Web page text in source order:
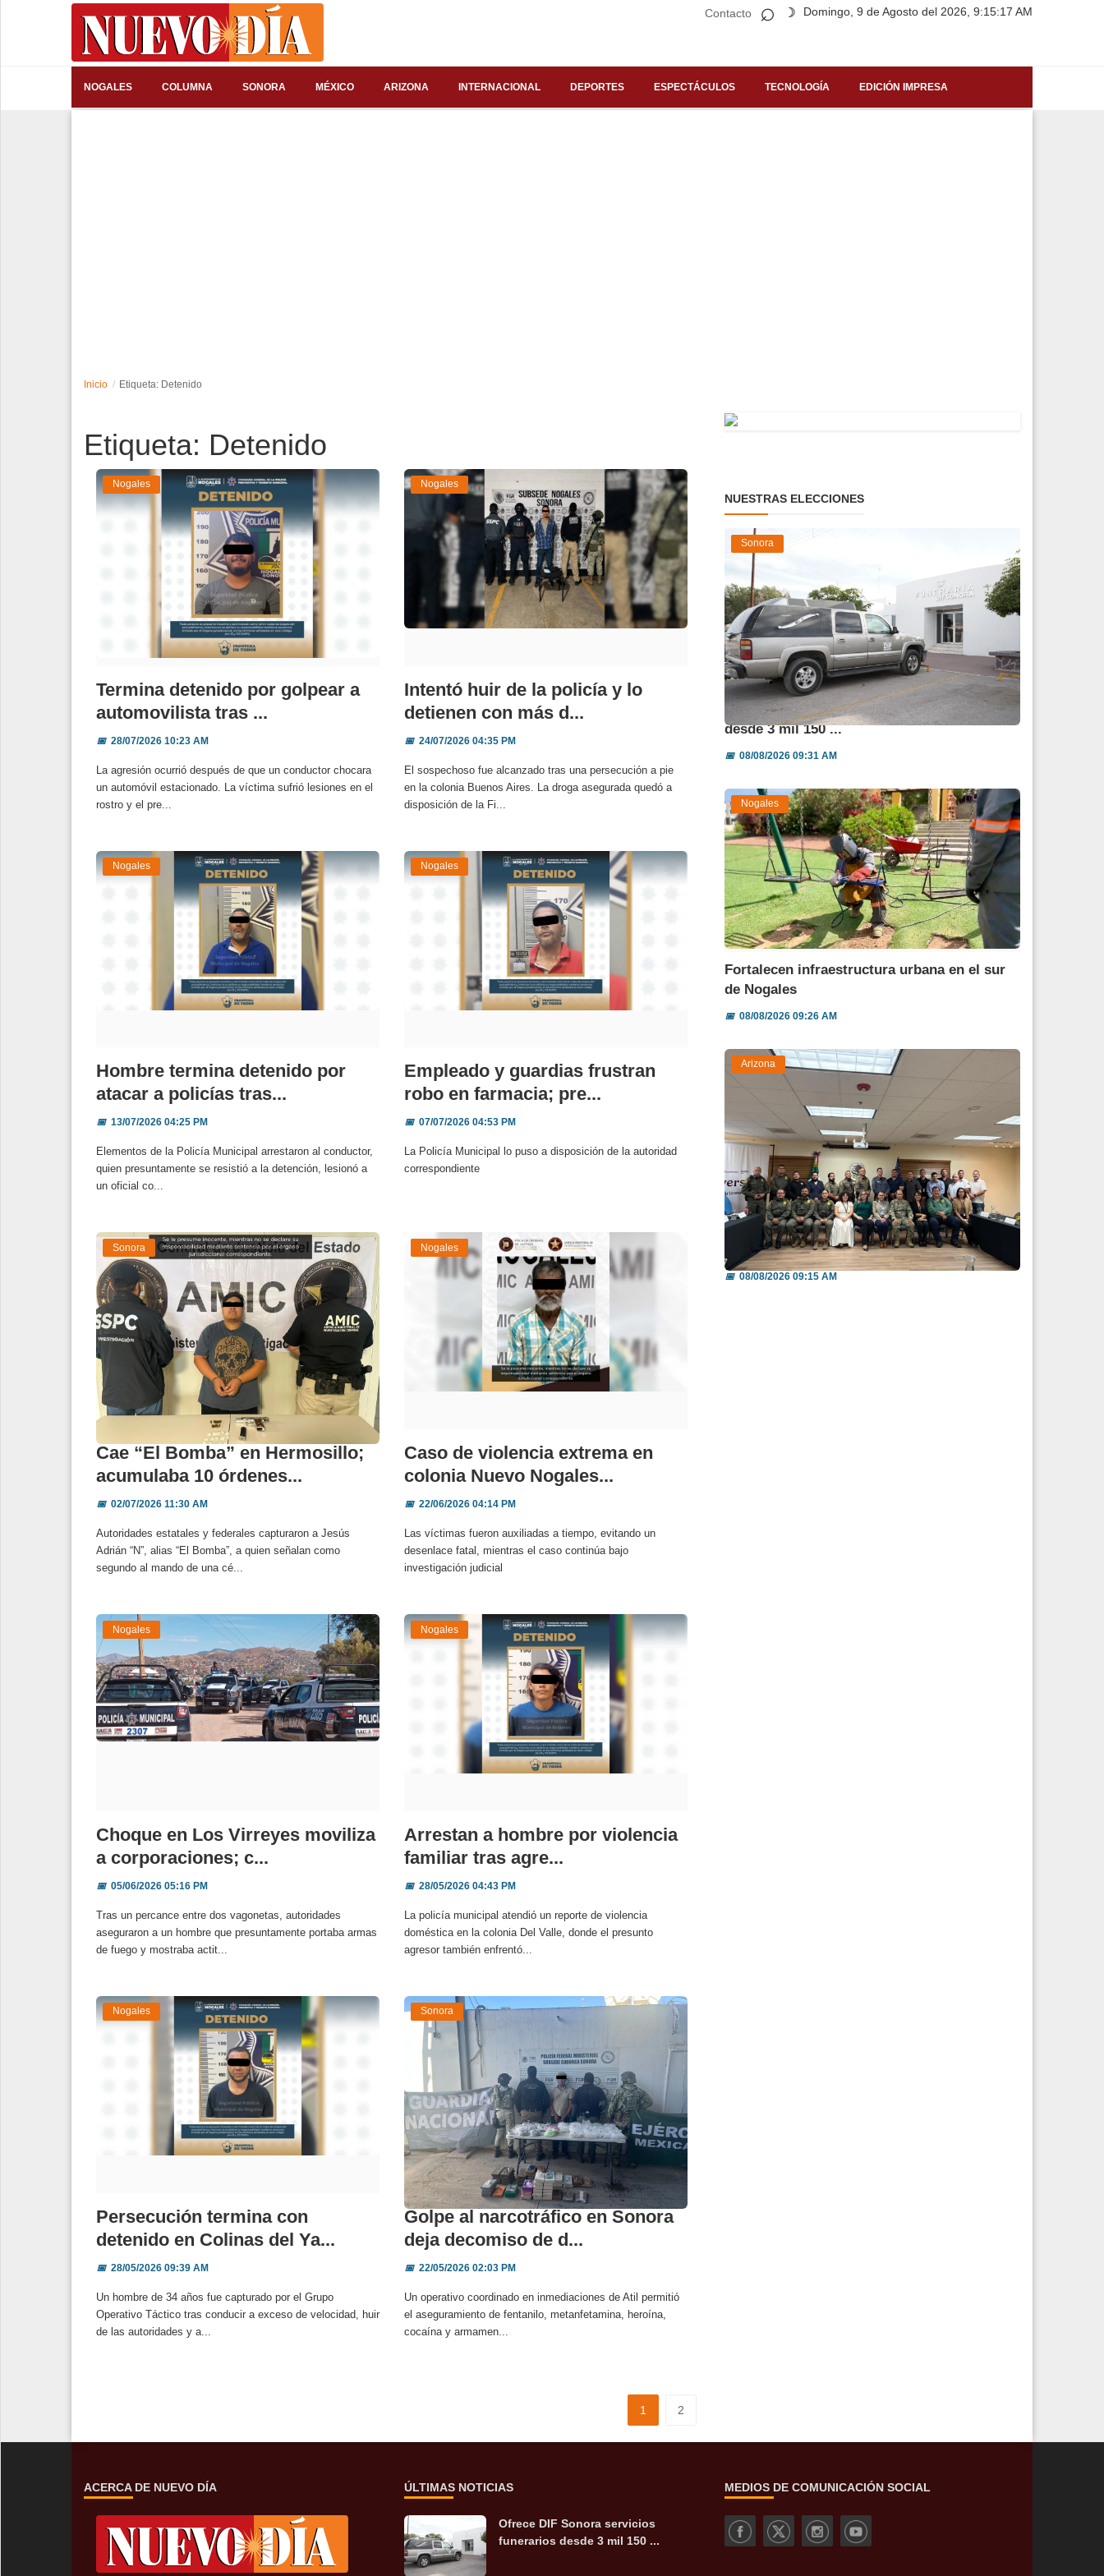
Contacto Domingo, 9 de Agosto del 2026, 9:15:17 AM
⌕ ☽
NOGALES COLUMNA SONORA MÉXICO ARIZONA INTERNACIONAL DEPORTES ESPECTÁCULOS TECNOLOGÍA EDICIÓN IMPRESA
Edición Impresa
Inicio Etiqueta: Detenido
Etiqueta: Detenido
Nogales
Termina detenido por golpear a
automovilista tras ...
📅28/07/2026 10:23 AM
La agresión ocurrió después de que un conductor chocara
un automóvil estacionado. La víctima sufrió lesiones en el
rostro y el pre...
Nogales
Intentó huir de la policía y lo
detienen con más d...
📅24/07/2026 04:35 PM
El sospechoso fue alcanzado tras una persecución a pie
en la colonia Buenos Aires. La droga asegurada quedó a
disposición de la Fi...
Nogales
Hombre termina detenido por
atacar a policías tras...
📅13/07/2026 04:25 PM
Elementos de la Policía Municipal arrestaron al conductor,
quien presuntamente se resistió a la detención, lesionó a
un oficial co...
Nogales
Empleado y guardias frustran
robo en farmacia; pre...
📅07/07/2026 04:53 PM
La Policía Municipal lo puso a disposición de la autoridad
correspondiente
Sonora
Cae “El Bomba” en Hermosillo;
acumulaba 10 órdenes...
📅02/07/2026 11:30 AM
Autoridades estatales y federales capturaron a Jesús
Adrián “N”, alias “El Bomba”, a quien señalan como
segundo al mando de una cé...
Nogales
Caso de violencia extrema en
colonia Nuevo Nogales...
📅22/06/2026 04:14 PM
Las víctimas fueron auxiliadas a tiempo, evitando un
desenlace fatal, mientras el caso continúa bajo
investigación judicial
Nogales
Choque en Los Virreyes moviliza
a corporaciones; c...
📅05/06/2026 05:16 PM
Tras un percance entre dos vagonetas, autoridades
aseguraron a un hombre que presuntamente portaba armas
de fuego y mostraba actit...
Nogales
Arrestan a hombre por violencia
familiar tras agre...
📅28/05/2026 04:43 PM
La policía municipal atendió un reporte de violencia
doméstica en la colonia Del Valle, donde el presunto
agresor también enfrentó...
Nogales
Persecución termina con
detenido en Colinas del Ya...
📅28/05/2026 09:39 AM
Un hombre de 34 años fue capturado por el Grupo
Operativo Táctico tras conducir a exceso de velocidad, huir
de las autoridades y a...
Sonora
Golpe al narcotráfico en Sonora
deja decomiso de d...
📅22/05/2026 02:03 PM
Un operativo coordinado en inmediaciones de Atil permitió
el aseguramiento de fentanilo, metanfetamina, heroína,
cocaína y armamen...
1 2
NUESTRAS ELECCIONES
Sonora
Ofrece DIF Sonora servicios funerarios
desde 3 mil 150 ...
📅08/08/2026 09:31 AM
Nogales
Fortalecen infraestructura urbana en el sur
de Nogales
📅08/08/2026 09:26 AM
Arizona
Refuerzan México y EU intercambio de
información para b...
📅08/08/2026 09:15 AM
ACERCA DE NUEVO DÍA ÚLTIMAS NOTICIAS
Ofrece DIF Sonora servicios
funerarios desde 3 mil 150 ...
MEDIOS DE COMUNICACIÓN SOCIAL